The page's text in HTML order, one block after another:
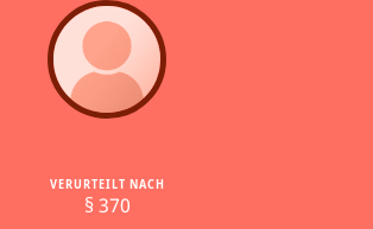
VERURTEILT NACH
§ 370